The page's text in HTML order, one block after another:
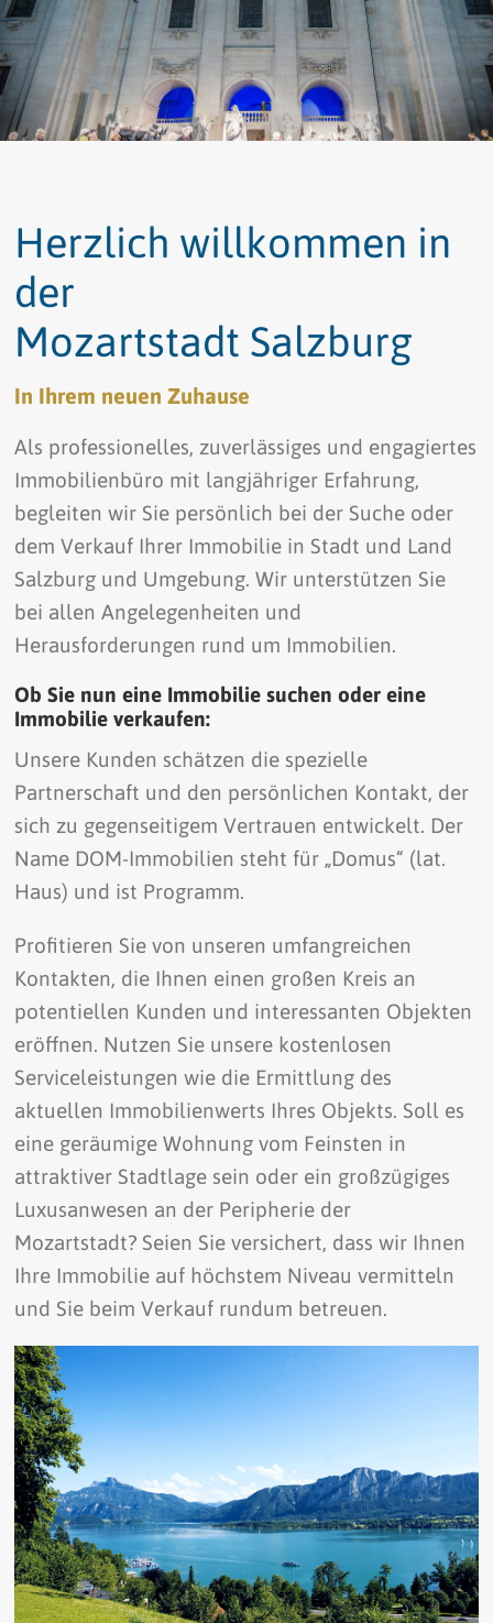
Herzlich willkommen in
der
Mozartstadt Salzburg
In Ihrem neuen Zuhause
Als professionelles, zuverlässiges und engagiertes
Immobilienbüro mit langjähriger Erfahrung,
begleiten wir Sie persönlich bei der Suche oder
dem Verkauf Ihrer Immobilie in Stadt und Land
Salzburg und Umgebung. Wir unterstützen Sie
bei allen Angelegenheiten und
Herausforderungen rund um Immobilien.
Ob Sie nun eine Immobilie suchen oder eine
Immobilie verkaufen:
Unsere Kunden schätzen die spezielle
Partnerschaft und den persönlichen Kontakt, der
sich zu gegenseitigem Vertrauen entwickelt. Der
Name DOM-Immobilien steht für „Domus“ (lat.
Haus) und ist Programm.
Profitieren Sie von unseren umfangreichen
Kontakten, die Ihnen einen großen Kreis an
potentiellen Kunden und interessanten Objekten
eröffnen. Nutzen Sie unsere kostenlosen
Serviceleistungen wie die Ermittlung des
aktuellen Immobilienwerts Ihres Objekts. Soll es
eine geräumige Wohnung vom Feinsten in
attraktiver Stadtlage sein oder ein großzügiges
Luxusanwesen an der Peripherie der
Mozartstadt? Seien Sie versichert, dass wir Ihnen
Ihre Immobilie auf höchstem Niveau vermitteln
und Sie beim Verkauf rundum betreuen.